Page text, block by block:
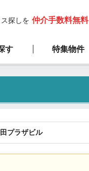
探しを 仲介手数料無料
す 特集物件
高層ビル物件
サービスの流れ
弊社の特徴
プラザビル